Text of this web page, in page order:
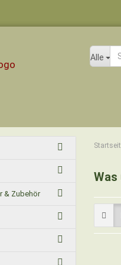
Alle
& Zubehör